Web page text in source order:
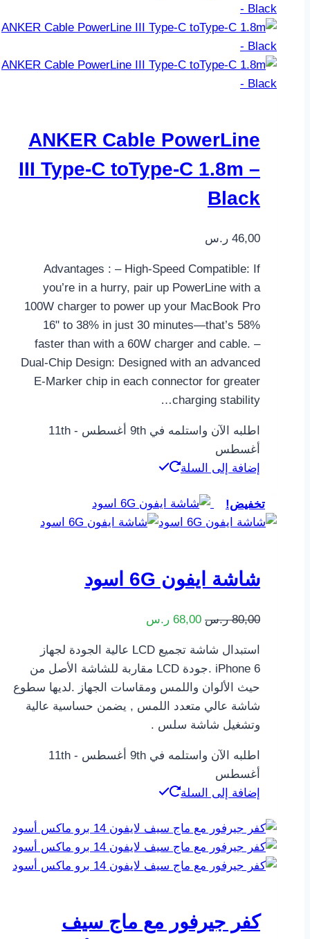
ANKER Cable PowerLine
III Type-C toType-C 1.8m –
Black
46,00 ر.س
Advantages : – High-Speed Compatible: If
you’re in a hurry, pair up PowerLine with a
100W charger to power up your MacBook Pro
16ʺ to 38% in just 30 minutes—that’s 58%
faster than with a 60W charger and cable. –
Dual-Chip Design: Designed with an advanced
E-Marker chip in each connector for greater
charging stability…
اطلبه الآن واستلمه في 9th أغسطس - 11th
أغسطس
إضافة إلى السلة
تخفيض!
شاشة ايفون 6G اسود
80,00 ر.س 68,00 ر.س
استبدال شاشة تجميع LCD عالية الجودة لجهاز
iPhone 6 .جودة LCD مقاربة للشاشة الأصل من
حيث الألوان واللمس ومقاسات الجهاز .لديها سطوع
شاشة عالي متعدد اللمس , يضمن حساسية عالية
وتشغيل شاشة سلس .
اطلبه الآن واستلمه في 9th أغسطس - 11th
أغسطس
إضافة إلى السلة
كفر جيرفور مع ماج سيف